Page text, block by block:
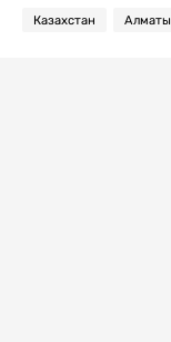
Казахстан Алматы